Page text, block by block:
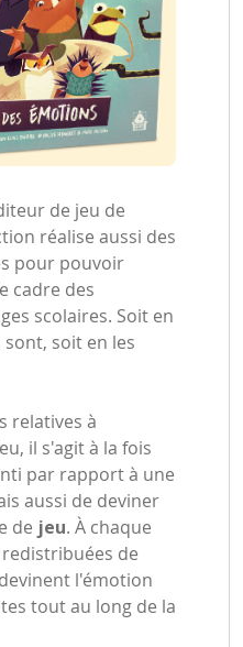
de jeu de
réalise aussi des
pour pouvoir
cadre des
scolaires. Soit en
soit en les
relatives à
il s'agit à la fois
par rapport à une
aussi de deviner
de jeu. À chaque
de
l'émotion
tout au long de la